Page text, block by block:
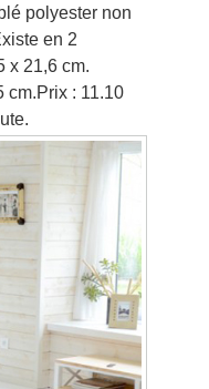
polyester non
en 2
x 21,6 cm.
cm.Prix : 11.10